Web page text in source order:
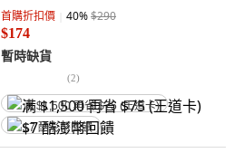
首購折扣價 40%$290
$174
暫時缺貨
(2)
满 $1,500 再省 $75 (王道卡)
$7 酷澎幣回饋